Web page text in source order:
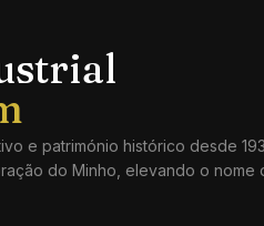
e património histórico desde
do Minho, elevando o nome